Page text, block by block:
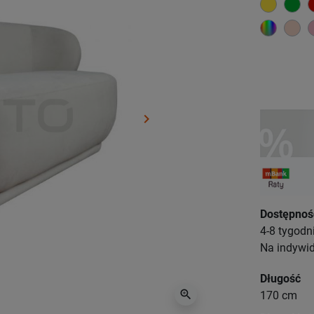
Następny
keyboard_arrow_right
zoom_in
żółty
wybór
4-8
Na
Długość
170 cm